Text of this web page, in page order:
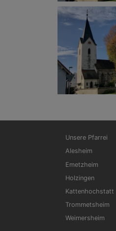
Hauptnavigation
Unsere Pfarrei
Alesheim
Emetzheim
Holzingen
Kattenhochstatt
Trommetsheim
Weimersheim